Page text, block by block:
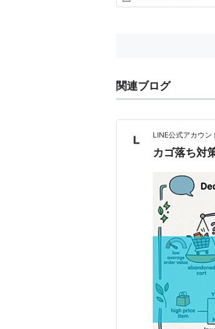
関連ブログ
LINE公式アカウ
カゴ落ち対